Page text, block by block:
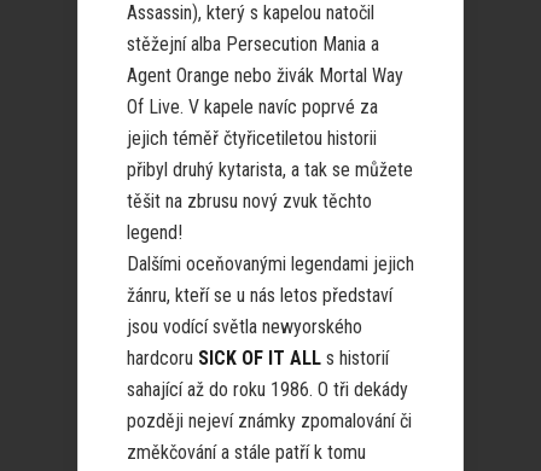
Assassin), který s kapelou natočil
stěžejní alba Persecution Mania a
Agent Orange nebo živák Mortal Way
Of Live. V kapele navíc poprvé za
jejich téměř čtyřicetiletou historii
přibyl druhý kytarista, a tak se můžete
těšit na zbrusu nový zvuk těchto
legend!
Dalšími oceňovanými legendami jejich
žánru, kteří se u nás letos představí
jsou vodící světla newyorského
hardcoru SICK OF IT ALL s historií
sahající až do roku 1986. O tři dekády
později nejeví známky zpomalování či
změkčování a stále patří k tomu